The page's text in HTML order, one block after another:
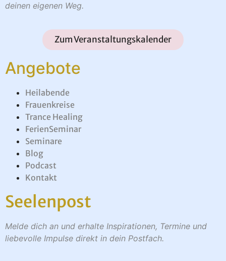
deinen eigenen Weg.
Zum Veranstaltungskalender
Angebote
Heilabende
Frauenkreise
Trance Healing
FerienSeminar
Seminare
Blog
Podcast
Kontakt
Seelenpost
Melde dich an und erhalte Inspirationen, Termine und
liebevolle Impulse direkt in dein Postfach.